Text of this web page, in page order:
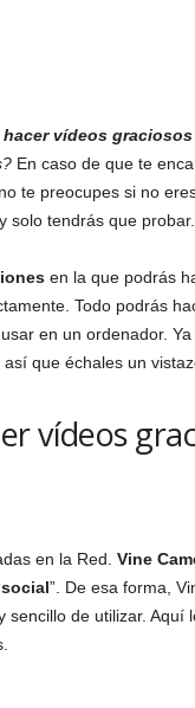
vídeos
En caso de que te
te preocupes si no
solo tendrás que probar.
en la que podrás
Todo podrás
en un ordenador.
, así que échales un
vídeos
en la Red. Vine
social”. De esa forma,
de utilizar. Aquí